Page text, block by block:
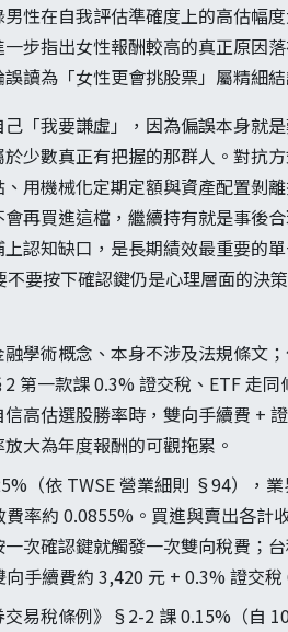
性在自我評估準確度上的高估幅
步指出女性報酬較高的真正原因
讀為「女性更會挑股票」屬精細
「我要謙虛」，因為偏誤本身就
少數真正有把握的那群人。對抗
用機械化定期定額與資產配置剝
再買進這檔，繼續持有就是事後
認知缺口，是長期績效最重要的
要按下確認鍵仍是心理層面的決策
學術概念、本身不涉及法規條文
第一款課 0.3% 證交稅、ETF 走
高估選股勝率時，雙向手續費 +
大為年度報酬的可觀拖累。
（依 TWSE 營業細則 §94），
費率約 0.0855%。買進與賣出各
次確認鍵就觸發一次雙向稅費；
手續費約 3,420 元 + 0.3% 證交稅
易稅條例》§2-2 課 0.15%（自